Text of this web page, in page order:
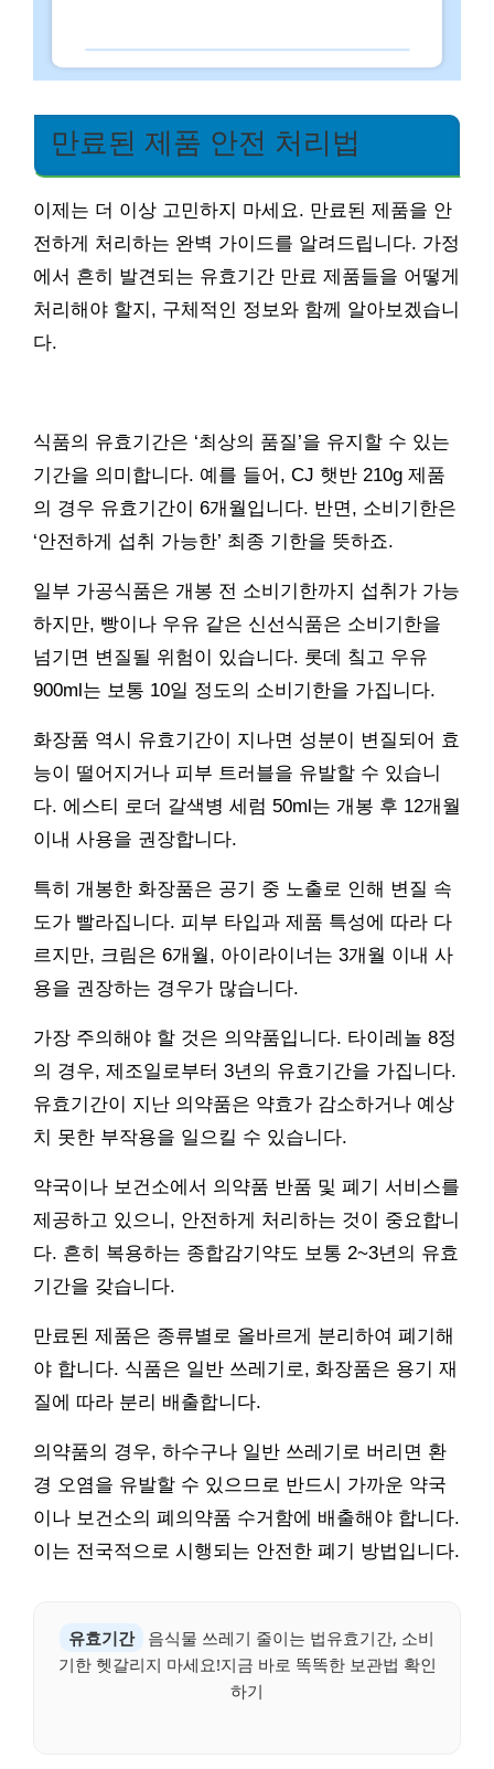
만료된 제품 안전 처리법
이제는 더 이상 고민하지 마세요. 만료된 제품을 안
전하게 처리하는 완벽 가이드를 알려드립니다. 가정
에서 흔히 발견되는 유효기간 만료 제품들을 어떻게
처리해야 할지, 구체적인 정보와 함께 알아보겠습니
다.
식품의 유효기간은 ‘최상의 품질’을 유지할 수 있는
기간을 의미합니다. 예를 들어, CJ 햇반 210g 제품
의 경우 유효기간이 6개월입니다. 반면, 소비기한은
‘안전하게 섭취 가능한’ 최종 기한을 뜻하죠.
일부 가공식품은 개봉 전 소비기한까지 섭취가 가능
하지만, 빵이나 우유 같은 신선식품은 소비기한을
넘기면 변질될 위험이 있습니다. 롯데 칰고 우유
900ml는 보통 10일 정도의 소비기한을 가집니다.
화장품 역시 유효기간이 지나면 성분이 변질되어 효
능이 떨어지거나 피부 트러블을 유발할 수 있습니
다. 에스티 로더 갈색병 세럼 50ml는 개봉 후 12개월
이내 사용을 권장합니다.
특히 개봉한 화장품은 공기 중 노출로 인해 변질 속
도가 빨라집니다. 피부 타입과 제품 특성에 따라 다
르지만, 크림은 6개월, 아이라이너는 3개월 이내 사
용을 권장하는 경우가 많습니다.
가장 주의해야 할 것은 의약품입니다. 타이레놀 8정
의 경우, 제조일로부터 3년의 유효기간을 가집니다.
유효기간이 지난 의약품은 약효가 감소하거나 예상
치 못한 부작용을 일으킬 수 있습니다.
약국이나 보건소에서 의약품 반품 및 폐기 서비스를
제공하고 있으니, 안전하게 처리하는 것이 중요합니
다. 흔히 복용하는 종합감기약도 보통 2~3년의 유효
기간을 갖습니다.
만료된 제품은 종류별로 올바르게 분리하여 폐기해
야 합니다. 식품은 일반 쓰레기로, 화장품은 용기 재
질에 따라 분리 배출합니다.
의약품의 경우, 하수구나 일반 쓰레기로 버리면 환
경 오염을 유발할 수 있으므로 반드시 가까운 약국
이나 보건소의 폐의약품 수거함에 배출해야 합니다.
이는 전국적으로 시행되는 안전한 폐기 방법입니다.
유효기간
음식물 쓰레기 줄이는 법유효기간, 소비
기한 헷갈리지 마세요!지금 바로 똑똑한 보관법 확인
하기